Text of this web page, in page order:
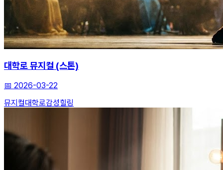
대학로 뮤지컬 (스톤)
📅 2026-03-22
뮤지컬대학로감성힐링